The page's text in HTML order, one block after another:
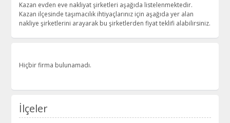
Kazan evden eve nakliyat şirketleri aşağıda listelenmektedir.
Kazan ilçesinde taşımacılık ihtiyaçlarınız için aşağıda yer alan
nakliye şirketlerini arayarak bu şirketlerden fiyat teklifi alabilirsiniz.
Hiçbir firma bulunamadı.
İlçeler